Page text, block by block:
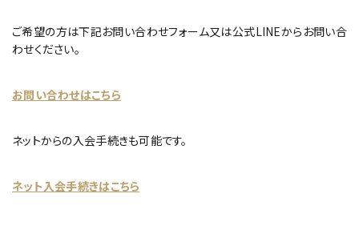
ご希望の方は下記お問い合わせフォーム又は公式LINEからお問い合
わせください。
お問い合わせはこちら
ネットからの入会手続きも可能です。
ネット入会手続きはこちら